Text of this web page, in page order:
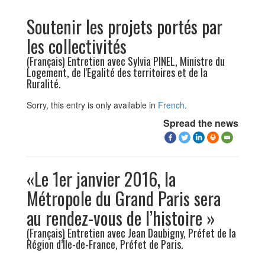
Soutenir les projets portés par
les collectivités
(Français) Entretien avec Sylvia PINEL, Ministre du
Logement, de l'Egalité des territoires et de la
Ruralité.
Sorry, this entry is only available in French.
Spread the news
«Le 1er janvier 2016, la
Métropole du Grand Paris sera
au rendez-vous de l’histoire »
(Français) Entretien avec Jean Daubigny, Préfet de la
Région d’Île-de-France, Préfet de Paris.